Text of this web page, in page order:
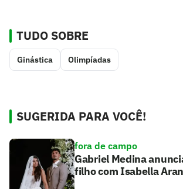
TUDO SOBRE
Ginástica Olimpíadas
SUGERIDA PARA VOCÊ!
fora de campo
Gabriel Medina
filho com Isabella